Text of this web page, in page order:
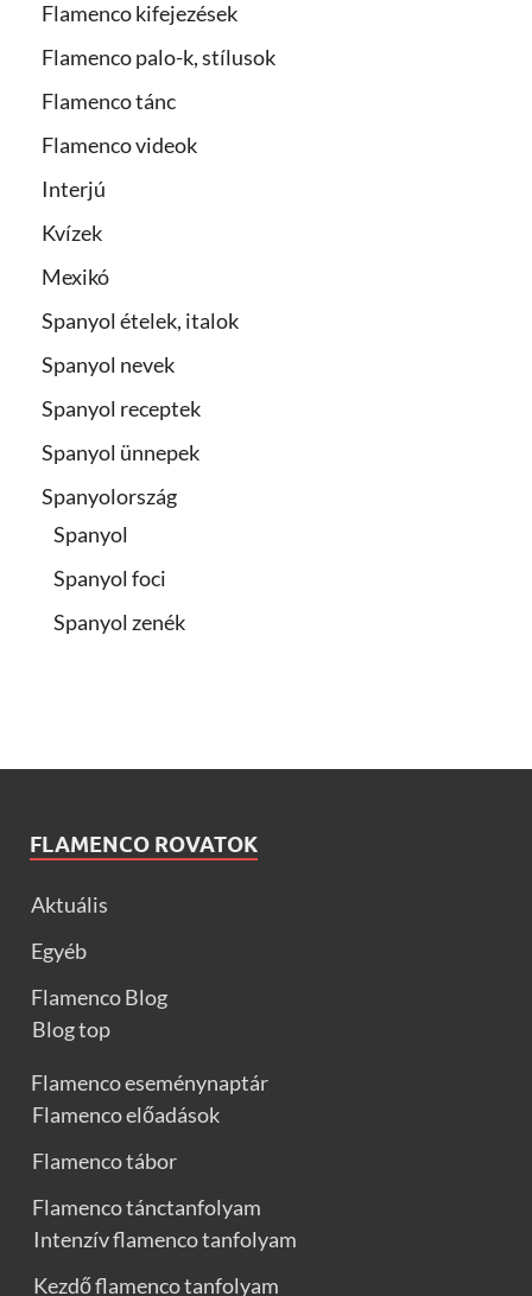
Flamenco kifejezések
Flamenco palo-k, stílusok
Flamenco tánc
Flamenco videok
Interjú
Kvízek
Mexikó
Spanyol ételek, italok
Spanyol nevek
Spanyol receptek
Spanyol ünnepek
Spanyolország
Spanyol
Spanyol foci
Spanyol zenék
FLAMENCO ROVATOK
Aktuális
Egyéb
Flamenco Blog
Blog top
Flamenco eseménynaptár
Flamenco előadások
Flamenco tábor
Flamenco tánctanfolyam
Intenzív flamenco tanfolyam
Kezdő flamenco tanfolyam